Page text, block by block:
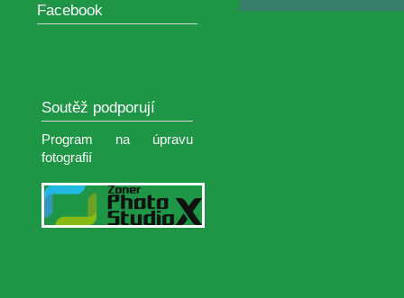
Facebook
Soutěž podporují
Program na úpravu
fotografií